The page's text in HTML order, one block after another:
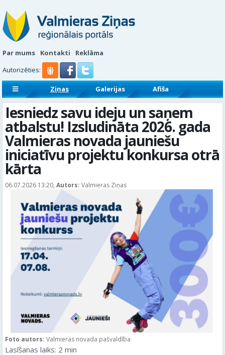
Par mums Kontakti
Reklāma
Autorizēties:
Ziņas Galerijas
Afiša
Sludinājumi
Reklāmraksti
Iesniedz savu ideju un saņem
atbalstu! Izsludināta 2026. gada
Valmieras novada jauniešu
iniciatīvu projektu konkursa otrā
kārta
06.07.2026 13:20, Autors: Valmieras Ziņas
Foto autors: Valmieras novada pašvaldība
Lasīšanas laiks: 2 min